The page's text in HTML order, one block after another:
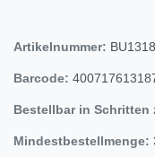
Artikelnummer:
Barcode:
Bestellbar in Schritten
Mindestbestellmenge: